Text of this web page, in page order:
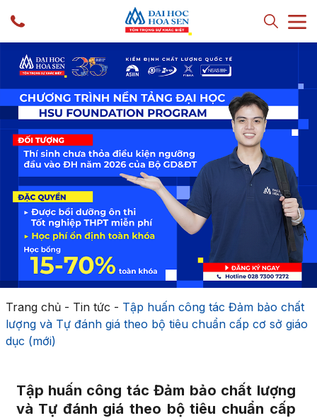
Trang chủ- Tin tức - Tập huấn công tác Đảm bảo chất
lượng và Tự đánh giá theo bộ tiêu chuẩn cấp cơ sở giáo
dục (mới)
Tập huấn công tác Đảm bảo chất lượng
và Tự đánh giá theo bộ tiêu chuẩn cấp